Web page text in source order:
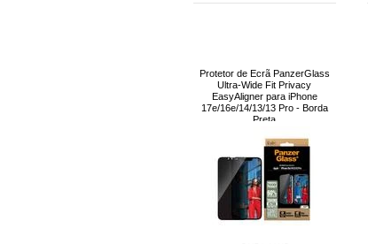
Protetor de Ecrã PanzerGlass
Ultra-Wide Fit Privacy
EasyAligner para iPhone
17e/16e/14/13/13 Pro - Borda
Preta